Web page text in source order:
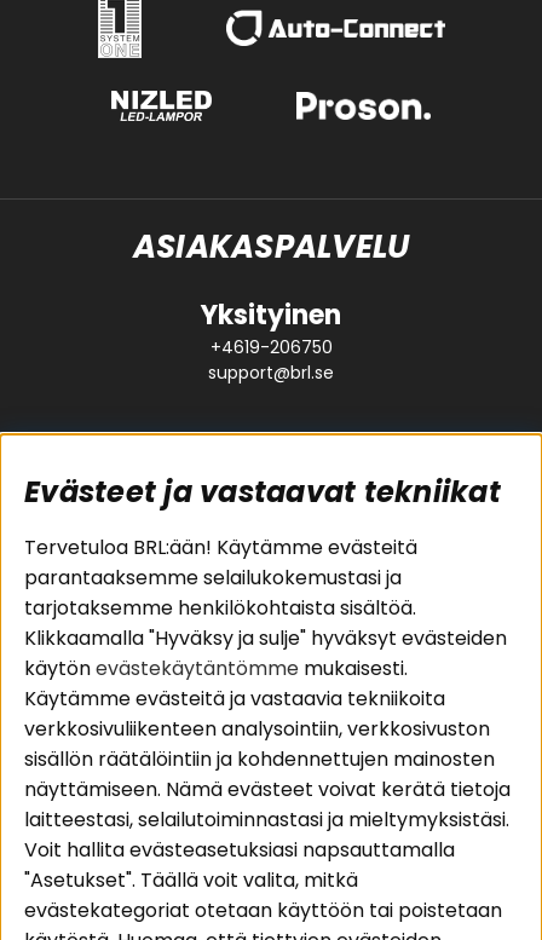
ASIAKASPALVELU
Yksityinen
+4619-206750
support@brl.se
Suositut sivut
Pakettiratkaisut
Autostereot
Kaiuttimet
Päätevahvistimet
Lisätarvikkeet
Kaapelit
Asiakaspalvelu
Evästeet
Huolto- ja
takuutiedot
Ostoehdot
Palautus
Tietosuojapolitiikka
Alueet
Autohifi
Kotihifi
Uutuudet
Seuraa meitä
Instagram
Facebook
Evästeet ja vastaavat tekniikat
Tervetuloa BRL:ään! Käytämme evästeitä
parantaaksemme selailukokemustasi ja
tarjotaksemme henkilökohtaista sisältöä.
Klikkaamalla "Hyväksy ja sulje" hyväksyt evästeiden
käytönevästekäytäntömme mukaisesti.
Käytämme evästeitä ja vastaavia tekniikoita
verkkosivuliikenteen analysointiin, verkkosivuston
sisällön räätälöintiin ja kohdennettujen mainosten
näyttämiseen. Nämä evästeet voivat kerätä tietoja
laitteestasi, selailutoiminnastasi ja mieltymyksistäsi.
Voit hallita evästeasetuksiasi napsauttamalla
"Asetukset". Täällä voit valita, mitkä
evästekategoriat otetaan käyttöön tai poistetaan